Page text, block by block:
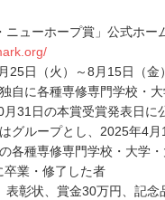
ニューホープ賞」公式ホー
25日（火）～8月15日（金
自に各種専修専門学校・
31日の本賞受賞発表日に
グループとし、2025年4
各種専修専門学校・大学・
業・修了した者
表彰状、賞金30万円、記